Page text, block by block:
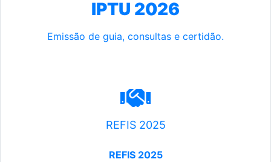
IPTU 2026
Emissão de guia, consultas e certidão.
REFIS 2025
REFIS 2025